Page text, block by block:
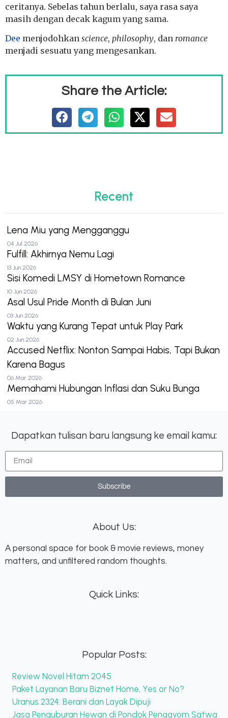
ceritanya. Sebelas tahun berlalu, saya rasa saya
masih dengan decak kagum yang sama.
Dee menjodohkan science, philosophy, dan romance
menjadi sesuatu yang mengesankan.
Share the Article:
Recent
Lena Miu yang Mengganggu
04 Jul 2026
Fulfill: Akhirnya Nemu Lagi
13 Jun 2026
Sisi Komedi LMSY di Hometown Romance
10 Jun 2026
Asal Usul Pride Month di Bulan Juni
03 Jun 2026
Waktu yang Kurang Tepat untuk Play Park
02 Jun 2026
Accused Netflix: Nonton Sampai Habis, Tapi Bukan
Karena Bagus
06 Mar 2026
Memahami Hubungan Inflasi dan Suku Bunga
05 Mar 2026
Dapatkan tulisan baru langsung ke email kamu:
Subscribe
About Us:
A personal space for book & movie reviews, money
matters, and unfiltered random thoughts.
Quick Links:
Popular Posts:
Review Novel Hitam 2045
Paket Layanan Baru Biznet Home, Yes or No?
Uranus 2324: Berani dan Layak Dipuji
Jasa Penguburan Hewan di Pondok Pengayom Satwa